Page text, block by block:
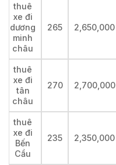
thuê
xe đi
dương
minh
châu
265 2,650,000
thuê
xe đi
tân
châu
270 2,700,000
thuê
xe đi
Bến
Cầu
235 2,350,000